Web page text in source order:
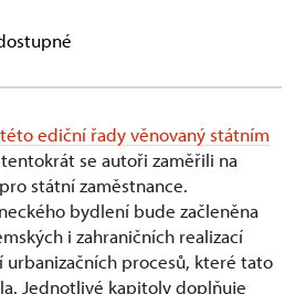
ediční řady věnovaný státním
se autoři zaměřili na
státní zaměstnance.
bydlení bude začleněna
i zahraničních realizací
urbanizačních procesů, které tato
Jednotlivé kapitoly doplňuje